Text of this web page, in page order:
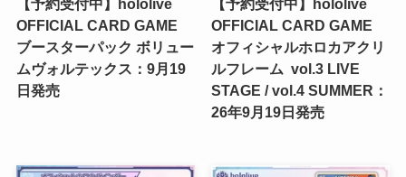
OFFICIAL CARD GAME
ブースターパック ボリュー
ムヴォルテックス：9月19
日発売
OFFICIAL CARD GAME
オフィシャルホロカアクリ
ルフレーム vol.3 LIVE
STAGE / vol.4 SUMMER：
26年9月19日発売